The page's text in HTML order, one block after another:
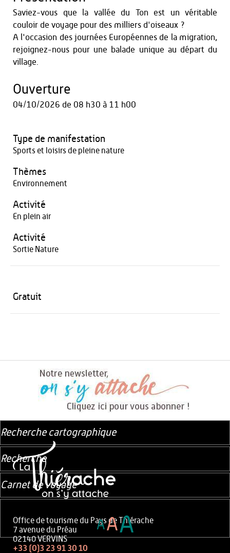
Saviez-vous que la vallée du Ton est un véritable
couloir de voyage pour des milliers d'oiseaux ?
A l'occasion des journées Européennes de la migration,
rejoignez-nous pour une balade unique au départ du
village.
Ouverture
04/10/2026 de 08 h30 à 11 h00
Type de manifestation
Sports et loisirs de pleine nature
Thèmes
Environnement
Activité
En plein air
Activité
Sortie Nature
Gratuit
Office de tourisme du Pays de Thiérache
7 avenue du Préau
02140 VERVINS
+33 (0)3 23 91 30 10
Recherche cartographique
Recherche
Carnet de voyage
AAA